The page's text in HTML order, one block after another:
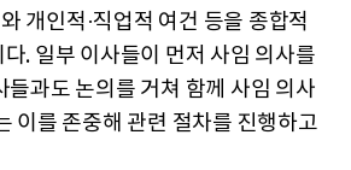
개인적·직업적 여건 등을 종합적
. 일부 이사들이 먼저 사임 의사를
들과도 논의를 거쳐 함께 사임 의사
이를 존중해 관련 절차를 진행하고